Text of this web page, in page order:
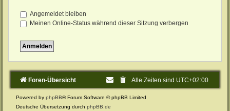
Angemeldet bleiben
Meinen Online-Status während dieser Sitzung verbergen
Foren-Übersicht Alle Zeiten sind UTC+02:00
Powered by phpBB® Forum Software © phpBB Limited
Deutsche Übersetzung durch phpBB.de